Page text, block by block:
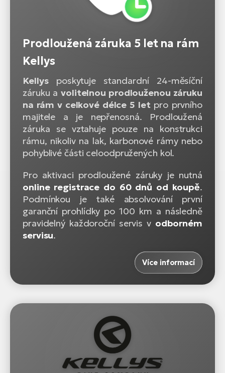
Prodloužená záruka 5 let na rám
Kellys
Kellysposkytuje standardní 24-měsíční
záruku avolitelnou prodlouženou záruku
na rám v celkové délce 5 letpro prvního
majitele a je nepřenosná. Prodloužená
záruka se vztahuje pouze na konstrukci
rámu, nikoliv na lak, karbonové rámy nebo
pohyblivé části celoodpružených kol.
Pro aktivaci prodloužené záruky je nutná
online registrace do 60 dnů od koupě.
Podmínkou je také absolvování první
garanční prohlídky po 100 km a následně
pravidelný každoroční servis v odborném
servisu.
Více informací